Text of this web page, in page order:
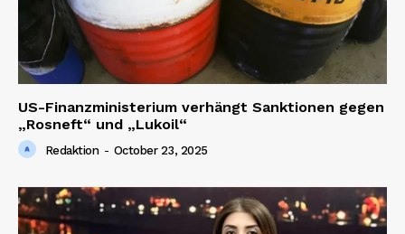
US-Finanzministerium verhängt Sanktionen gegen
„Rosneft“ und „Lukoil“
Redaktion - October 23, 2025